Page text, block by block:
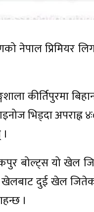
नेपाल प्रिमियर
कीर्तिपुरमा
भिड्दा अपराह्न
बोल्ट्स यो खेल
दुई खेल
।